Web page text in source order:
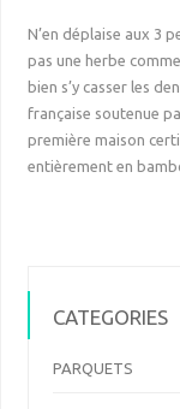
N’en déplaise aux 3
pas une herbe
bien s’y casser les
française soutenue
première maison
entièrement en
CATEGORIES
PARQUETS